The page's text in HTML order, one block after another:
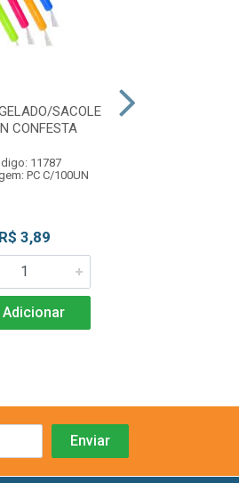
SACOLE
CONFESTA
11787
PC C/100UN
R$ 3,89
Adicionar